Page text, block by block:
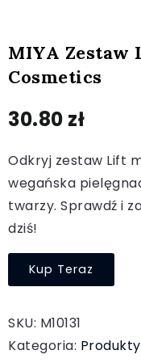
MIYA Zestaw
Cosmetics
30.80 zł
Odkryj zestaw Lift
wegańska
twarzy. Sprawdź i
dziś!
Kup Teraz
SKU: M10131
Kategoria: Produkty